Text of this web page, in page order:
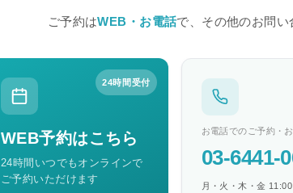
ご予約はWEB・お電話で、その他のお問い
24時間受付
WEB予約はこちら
24時間いつでもオンラインで
ご予約いただけます
お電話でのご予約・
03-6441-
月・火・木・金